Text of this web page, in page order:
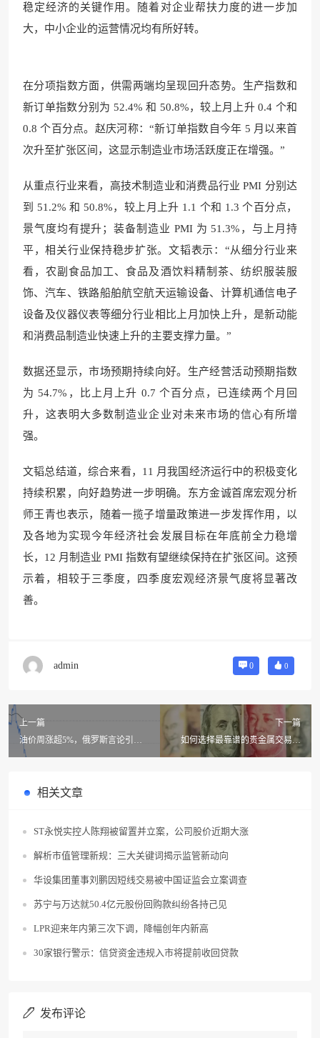
稳定经济的关键作用。随着对企业帮扶力度的进一步加
大，中小企业的运营情况均有所好转。
在分项指数方面，供需两端均呈现回升态势。生产指数和
新订单指数分别为 52.4% 和 50.8%，较上月上升 0.4 个和
0.8 个百分点。赵庆河称：“新订单指数自今年 5 月以来首
次升至扩张区间，这显示制造业市场活跃度正在增强。”
从重点行业来看，高技术制造业和消费品行业 PMI 分别达
到 51.2% 和 50.8%，较上月上升 1.1 个和 1.3 个百分点，
景气度均有提升；装备制造业 PMI 为 51.3%，与上月持
平，相关行业保持稳步扩张。文韬表示：“从细分行业来
看，农副食品加工、食品及酒饮料精制茶、纺织服装服
饰、汽车、铁路船舶航空航天运输设备、计算机通信电子
设备及仪器仪表等细分行业相比上月加快上升，是新动能
和消费品制造业快速上升的主要支撑力量。”
数据还显示，市场预期持续向好。生产经营活动预期指数
为 54.7%，比上月上升 0.7 个百分点，已连续两个月回
升，这表明大多数制造业企业对未来市场的信心有所增
强。
文韬总结道，综合来看，11 月我国经济运行中的积极变化
持续积累，向好趋势进一步明确。东方金诚首席宏观分析
师王青也表示，随着一揽子增量政策进一步发挥作用，以
及各地为实现今年经济社会发展目标在年底前全力稳增
长，12 月制造业 PMI 指数有望继续保持在扩张区间。这预
示着，相较于三季度，四季度宏观经济景气度将显著改
善。
admin 0 0
上一篇
油价周涨超5%，俄罗斯言论引发
市场对地缘政治风险的担忧
下一篇
如何选择最靠谱的贵金属交易平
台，投资理财的必看指南！
相关文章
ST永悦实控人陈翔被留置并立案，公司股价近期大涨
解析市值管理新规：三大关键词揭示监管新动向
华设集团董事刘鹏因短线交易被中国证监会立案调查
苏宁与万达就50.4亿元股份回购款纠纷各持己见
LPR迎来年内第三次下调，降幅创年内新高
30家银行警示：信贷资金违规入市将提前收回贷款
发布评论